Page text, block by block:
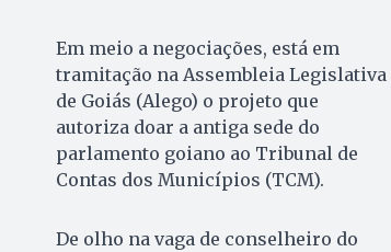
Em meio a negociações, está em
tramitação na Assembleia Legislativa
de Goiás (Alego) o projeto que
autoriza doar a antiga sede do
parlamento goiano ao Tribunal de
Contas dos Municípios (TCM).
De olho na vaga de conselheiro do